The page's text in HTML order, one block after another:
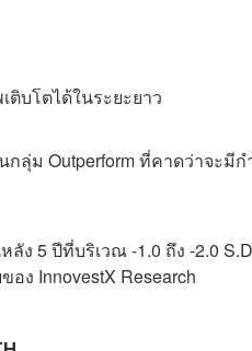
บโตได้ในระยะยาว
ลุ่ม Outperform ที่คาดว่าจะมีก
ง 5 ปีที่บริเวณ -1.0 ถึง -2.0
ง InnovestX Research